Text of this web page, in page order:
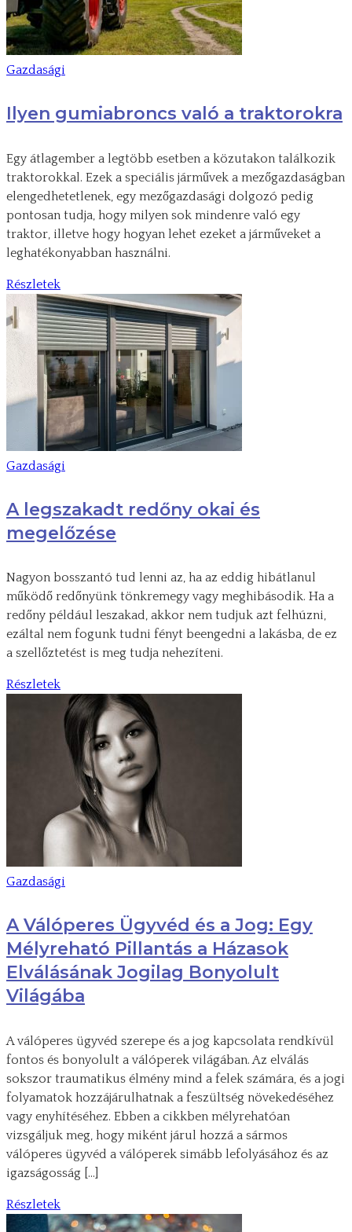
Gazdasági
Ilyen gumiabroncs való a traktorokra
Egy átlagember a legtöbb esetben a közutakon találkozik
traktorokkal. Ezek a speciális járművek a mezőgazdaságban
elengedhetetlenek, egy mezőgazdasági dolgozó pedig
pontosan tudja, hogy milyen sok mindenre való egy
traktor, illetve hogy hogyan lehet ezeket a járműveket a
leghatékonyabban használni.
Részletek
Gazdasági
A legszakadt redőny okai és
megelőzése
Nagyon bosszantó tud lenni az, ha az eddig hibátlanul
működő redőnyünk tönkremegy vagy meghibásodik. Ha a
redőny például leszakad, akkor nem tudjuk azt felhúzni,
ezáltal nem fogunk tudni fényt beengedni a lakásba, de ez
a szellőztetést is meg tudja nehezíteni.
Részletek
Gazdasági
A Válóperes Ügyvéd és a Jog: Egy
Mélyreható Pillantás a Házasok
Elválásának Jogilag Bonyolult
Világába
A válóperes ügyvéd szerepe és a jog kapcsolata rendkívül
fontos és bonyolult a válóperek világában. Az elválás
sokszor traumatikus élmény mind a felek számára, és a jogi
folyamatok hozzájárulhatnak a feszültség növekedéséhez
vagy enyhítéséhez. Ebben a cikkben mélyrehatóan
vizsgáljuk meg, hogy miként járul hozzá a sármos
válóperes ügyvéd a válóperek simább lefolyásához és az
igazságosság […]
Részletek